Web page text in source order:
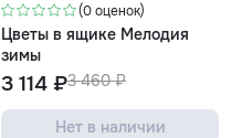
(0 оценок)
Цветы в ящике Мелодия
зимы
3 460 ₽
3 114 ₽
Нет в наличии